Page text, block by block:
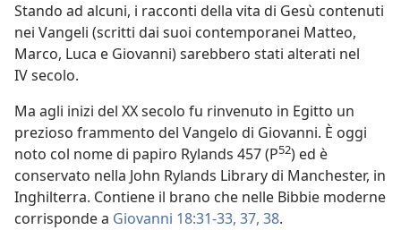
Stando ad alcuni, i racconti della vita di Gesù contenuti
nei Vangeli (scritti dai suoi contemporanei Matteo,
Marco, Luca e Giovanni) sarebbero stati alterati nel
IV secolo.
Ma agli inizi del XX secolo fu rinvenuto in Egitto un
prezioso frammento del Vangelo di Giovanni. È oggi
noto col nome di papiro Rylands 457 (P52) ed è
conservato nella John Rylands Library di Manchester, in
Inghilterra. Contiene il brano che nelle Bibbie moderne
corrisponde a Giovanni 18:31-33, 37, 38.